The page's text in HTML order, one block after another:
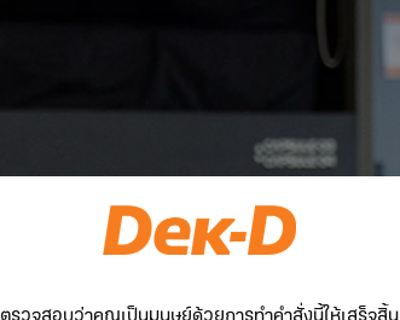
ตรวจสอบว่าคุณเป็นมนุษย์ด้วยการทำคำสั่งนี้ให้เสร็จสิ้น